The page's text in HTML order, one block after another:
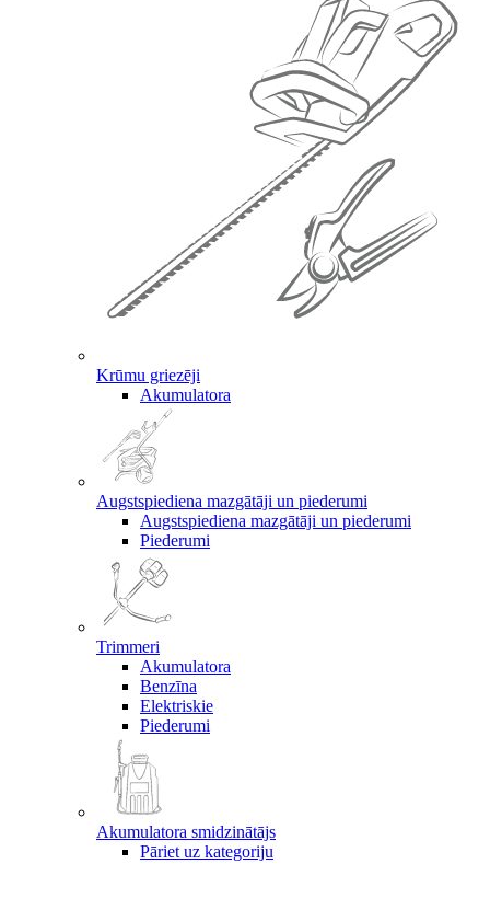
Krūmu griezēji
Akumulatora
Augstspiediena mazgātāji un piederumi
Augstspiediena mazgātāji un piederumi
Piederumi
Trimmeri
Akumulatora
Benzīna
Elektriskie
Piederumi
Akumulatora smidzinātājs
Pāriet uz kategoriju